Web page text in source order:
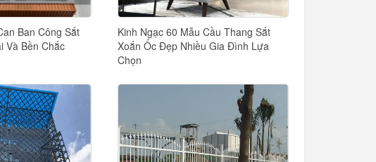
Ban Công Sắt
Và Bền Chắc
Kinh Ngạc 60 Mẫu Cầu Thang Sắt
Xoắn Ốc Đẹp Nhiều Gia Đình Lựa
Chọn